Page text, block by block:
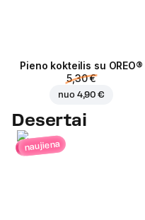
Pieno kokteilis su OREO®
5,30 €
nuo 4,90 €
Desertai
naujiena